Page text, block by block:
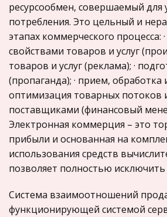
ресурсообмен, совершаемый для
потребления. Это цельный и
этапах коммерческого процесса:
свойствами товаров и услуг
товаров и услуг (реклама); ·
(пропаганда); · прием,
оптимизация товарных потоков
поставщиками (финансовый
Электронная коммерция – это
прибыли и основанная на
использования средств
позволяет полностью
Система взаимоотношений
функционирующей системой